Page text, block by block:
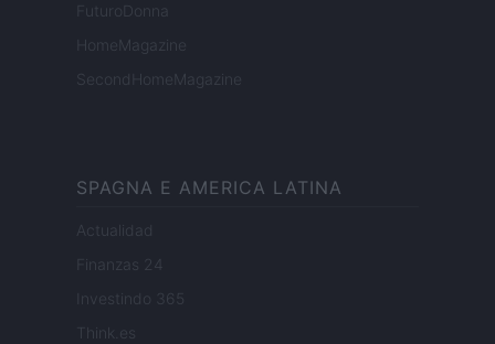
FuturoDonna
HomeMagazine
SecondHomeMagazine
SPAGNA E AMERICA LATINA
Actualidad
Finanzas 24
Investindo 365
Think.es